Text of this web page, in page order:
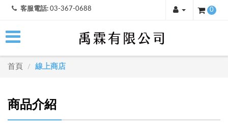
客服電話: 03-367-0688 0
首頁 / 線上商店
商品介紹